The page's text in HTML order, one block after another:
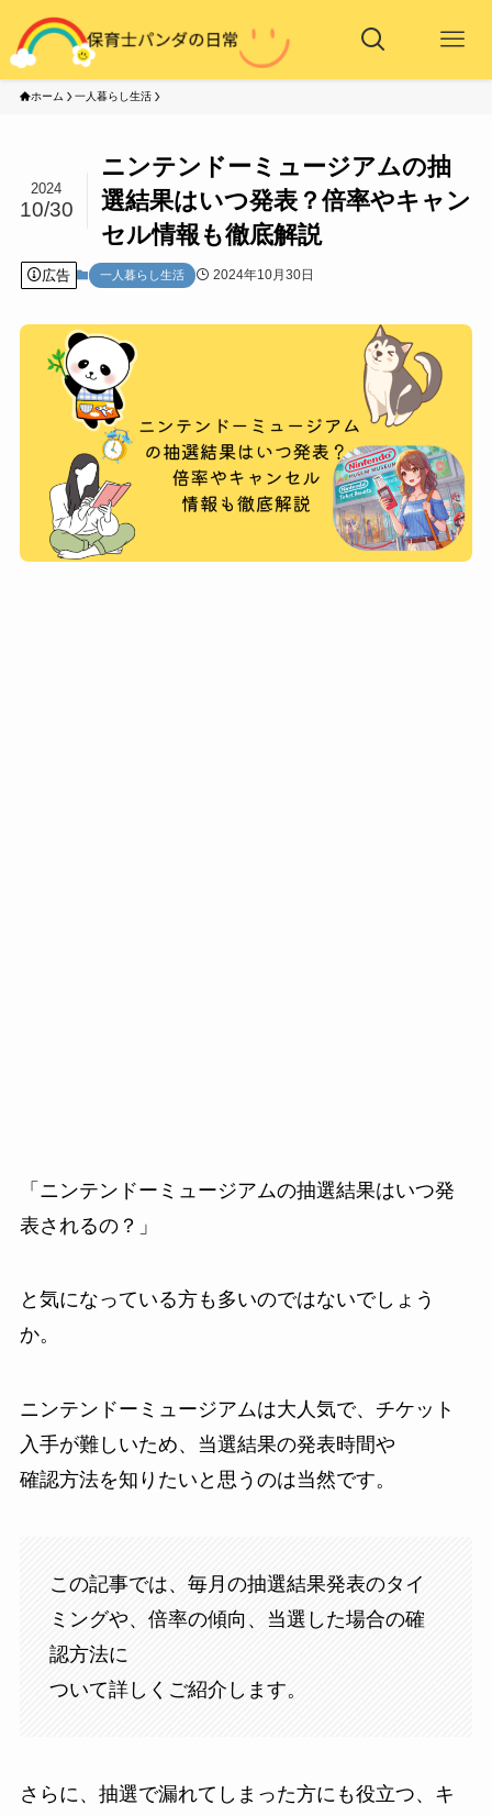
ホーム 一人暮らし生活
ニンテンドーミュージアムの抽
選結果はいつ発表？倍率やキャン
セル情報も徹底解説
2024
10/30
広告 一人暮らし生活 2024年10月30日
「ニンテンドーミュージアムの抽選結果はいつ発
表されるの？」
と気になっている方も多いのではないでしょう
か。
ニンテンドーミュージアムは大人気で、チケット
入手が難しいため、当選結果の発表時間や
確認方法を知りたいと思うのは当然です。
この記事では、毎月の抽選結果発表のタイ
ミングや、倍率の傾向、当選した場合の確
認方法に
ついて詳しくご紹介します。
さらに、抽選で漏れてしまった方にも役立つ、キ